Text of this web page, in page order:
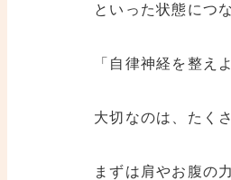
といった状態につ
「自律神経を整え
大切なのは、たく
まずは肩やお腹の